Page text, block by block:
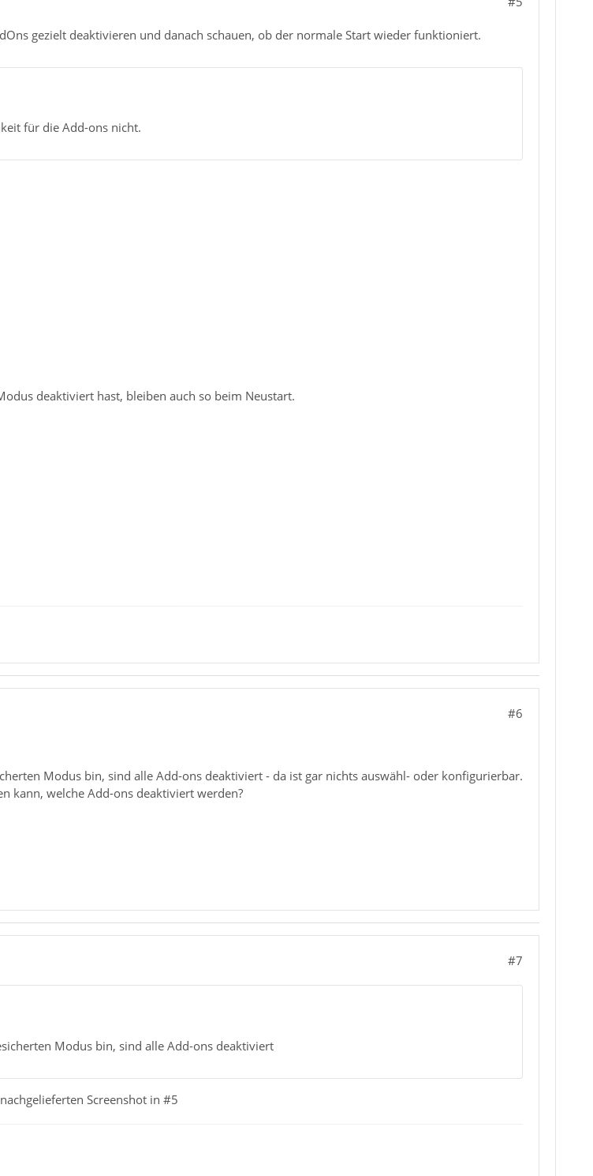
gezielt deaktivieren und danach schauen, ob der normale Start wieder funktioniert.
für die Add-ons nicht.
deaktiviert hast, bleiben auch so beim Neustart.
#6
Modus bin, sind alle Add-ons deaktiviert - da ist gar nichts auswähl- oder konfigurierbar.
kann, welche Add-ons deaktiviert werden?
#7
Modus bin, sind alle Add-ons deaktiviert
Screenshot in #5